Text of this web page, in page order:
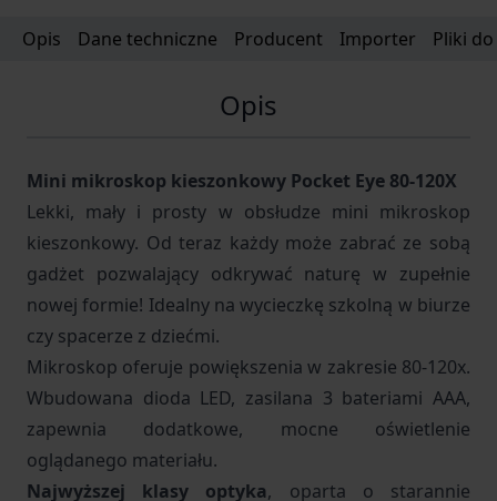
Opis Dane techniczne Producent Importer Pliki
Opis
Mini mikroskop kieszonkowy Pocket Eye 80-120X
Lekki, mały i prosty w obsłudze mini mikroskop
kieszonkowy. Od teraz każdy może zabrać ze sobą
gadżet pozwalający odkrywać naturę w zupełnie
nowej formie! Idealny na wycieczkę szkolną w biurze
czy spacerze z dziećmi.
Mikroskop oferuje powiększenia w zakresie 80-120x.
Wbudowana dioda LED, zasilana 3 bateriami AAA,
zapewnia dodatkowe, mocne oświetlenie
oglądanego materiału.
Najwyższej klasy optyka, oparta o starannie